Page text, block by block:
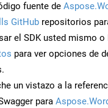
fuente de
GitHub repositorios
el SDK usted mismo o
para ver opciones de
un vistazo a la
para